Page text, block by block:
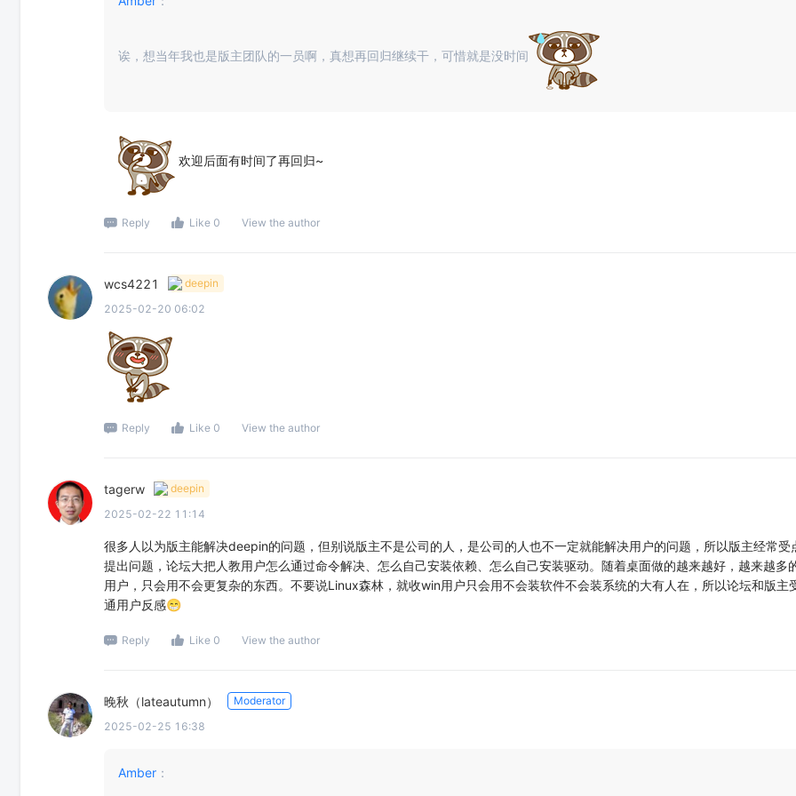
诶，想当年我也是版主团队的一员啊，真想再回归继续干，可惜就是没时间
欢迎后面有时间了再回归~
Reply Like 0 View the author
wcs4221
deepin
2025-02-20 06:02
Reply Like 0 View the author
tagerw
deepin
2025-02-22 11:14
很多人以为版主能解决deepin的问题，但别说版主不是公司的人，是公司的人也不一定就能解决用户的问题，所以版主经常受
提出问题，论坛大把人教用户怎么通过命令解决、怎么自己安装依赖、怎么自己安装驱动。随着桌面做的越来越好，越来越多
用户，只会用不会更复杂的东西。不要说Linux森林，就收win用户只会用不会装软件不会装系统的大有人在，所以论坛和版主
通用户反感😁
Reply Like 0 View the author
晚秋（lateautumn）
Moderator
2025-02-25 16:38
Amber ：